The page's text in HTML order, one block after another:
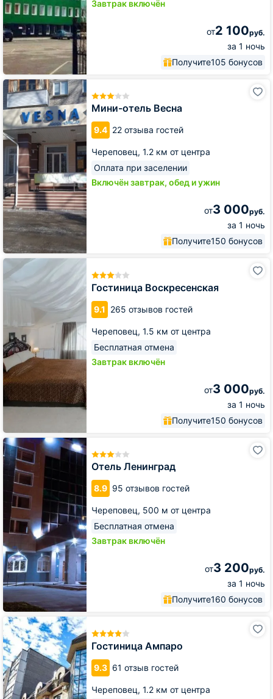
Завтрак включён
от2 100руб.
за 1 ночь
Получите105 бонусов
Мини-отель Весна
9.4 22 отзыва гостей
Череповец, 1.2 км от центра
Оплата при заселении
Включён завтрак, обед и ужин
от3 000руб.
за 1 ночь
Получите150 бонусов
Мини-
отель
Весна
Гостиница Воскресенская
9.1 265 отзывов гостей
Череповец, 1.5 км от центра
Бесплатная отмена
Завтрак включён
от3 000руб.
за 1 ночь
Получите150 бонусов
Гостиница
Воскресенская
Отель Ленинград
8.9 95 отзывов гостей
Череповец, 500 м от центра
Бесплатная отмена
Завтрак включён
от3 200руб.
за 1 ночь
Получите160 бонусов
Отель
Ленинград
Гостиница Ампаро
9.3 61 отзыв гостей
Череповец, 1.2 км от центра
Гостиница
Ампаро